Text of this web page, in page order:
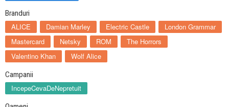
Branduri
ALICE Damian Marley Electric Castle
London Grammar
Mastercard
Netsky ROM
The Horrors
Valentino Khan
Wolf Alice
Campanii
IncepeCevaDeNepretuit